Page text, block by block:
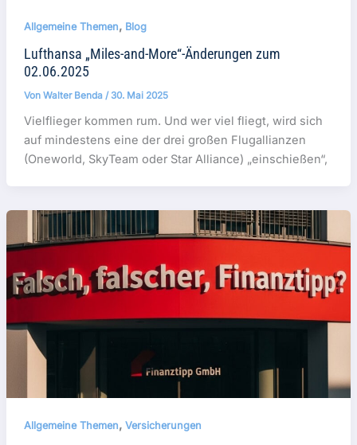
Allgemeine Themen, Blog
Lufthansa „Miles-and-More“-Änderungen zum
02.06.2025
Von Walter Benda / 30. Mai 2025
Vielflieger kommen rum. Und wer viel fliegt, wird sich
auf mindestens eine der drei großen Flugallianzen
(Oneworld, SkyTeam oder Star Alliance) „einschießen“,
Allgemeine Themen, Versicherungen